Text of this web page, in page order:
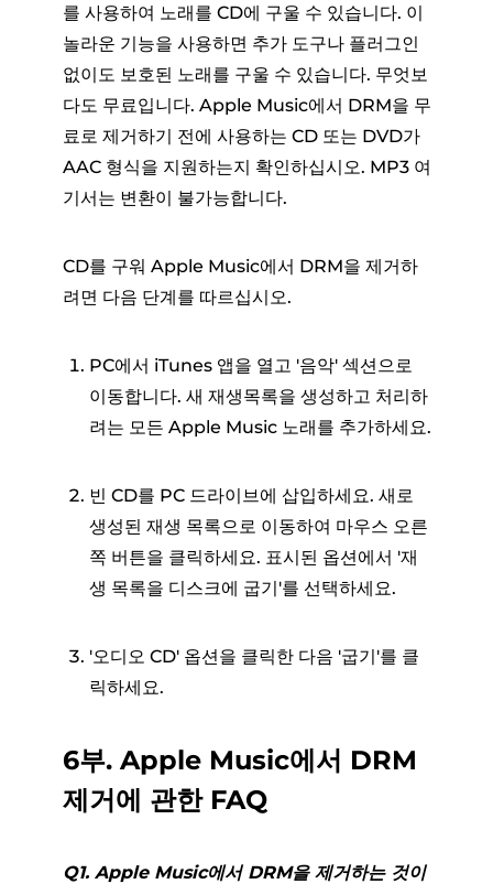
를 사용하여 노래를 CD에 구울 수 있습니다. 이
놀라운 기능을 사용하면 추가 도구나 플러그인
없이도 보호된 노래를 구울 수 있습니다. 무엇보
다도 무료입니다. Apple Music에서 DRM을 무
료로 제거하기 전에 사용하는 CD 또는 DVD가
AAC 형식을 지원하는지 확인하십시오. MP3 여
기서는 변환이 불가능합니다.
CD를 구워 Apple Music에서 DRM을 제거하
려면 다음 단계를 따르십시오.
PC에서 iTunes 앱을 열고 '음악' 섹션으로
이동합니다. 새 재생목록을 생성하고 처리하
려는 모든 Apple Music 노래를 추가하세요.
빈 CD를 PC 드라이브에 삽입하세요. 새로
생성된 재생 목록으로 이동하여 마우스 오른
쪽 버튼을 클릭하세요. 표시된 옵션에서 '재
생 목록을 디스크에 굽기'를 선택하세요.
'오디오 CD' 옵션을 클릭한 다음 '굽기'를 클
릭하세요.
6부. Apple Music에서 DRM
제거에 관한 FAQ
Q1. Apple Music에서 DRM을 제거하는 것이